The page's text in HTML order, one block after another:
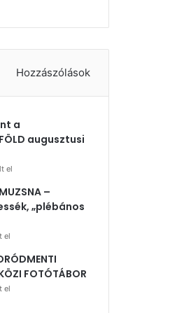
Hozzászólások
a
augusztusi
el
–
„plébános
el
FOTÓTÁBOR
el